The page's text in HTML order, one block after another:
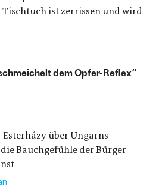
Tischtuch ist zerrissen und wird
dem Opfer-Reflex“
über Ungarns
Bauchgefühle der Bürger